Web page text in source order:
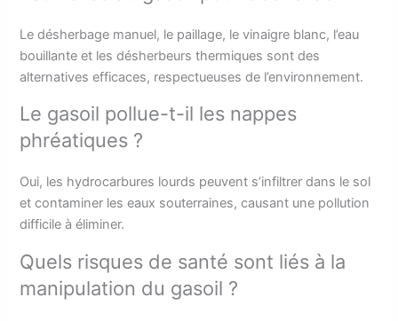
Le désherbage manuel, le paillage, le vinaigre blanc, l’eau
bouillante et les désherbeurs thermiques sont des
alternatives efficaces, respectueuses de l’environnement.
Le gasoil pollue-t-il les nappes
phréatiques ?
Oui, les hydrocarbures lourds peuvent s’infiltrer dans le sol
et contaminer les eaux souterraines, causant une pollution
difficile à éliminer.
Quels risques de santé sont liés à la
manipulation du gasoil ?